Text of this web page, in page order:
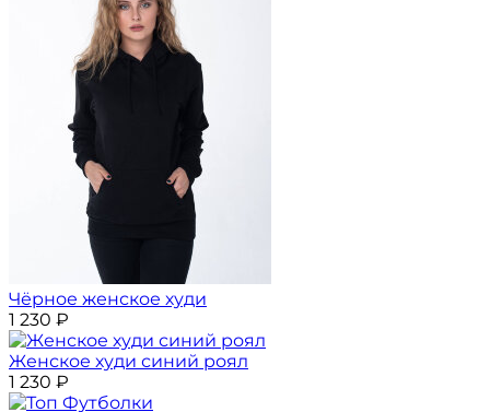
Чёрное женское худи
1 230 ₽
Женское худи синий роял
1 230 ₽